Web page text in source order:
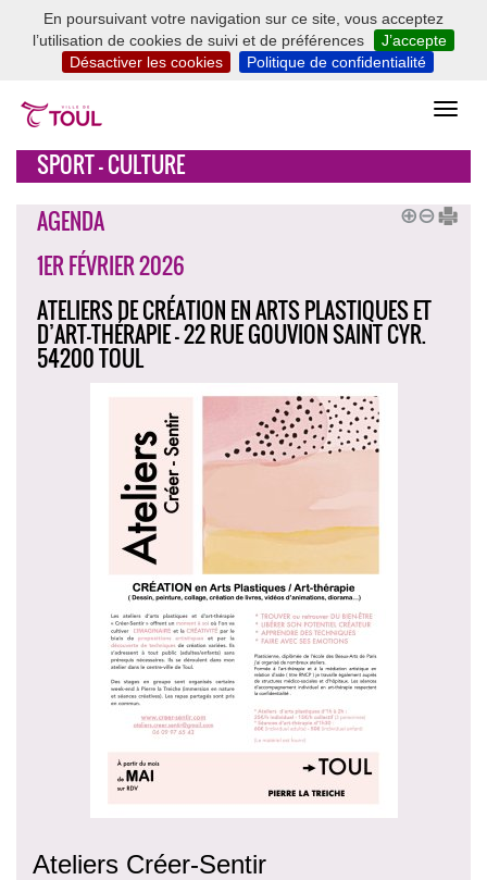
En poursuivant votre navigation sur ce site, vous acceptez
l’utilisation de cookies de suivi et de préférences
J’accepte
Désactiver les cookies
Politique de confidentialité
SPORT - CULTURE
AGENDA
1ER FÉVRIER 2026
ATELIERS DE CRÉATION EN ARTS PLASTIQUES ET
D’ART-THÉRAPIE - 22 RUE GOUVION SAINT CYR.
54200 TOUL
Ateliers Créer-Sentir